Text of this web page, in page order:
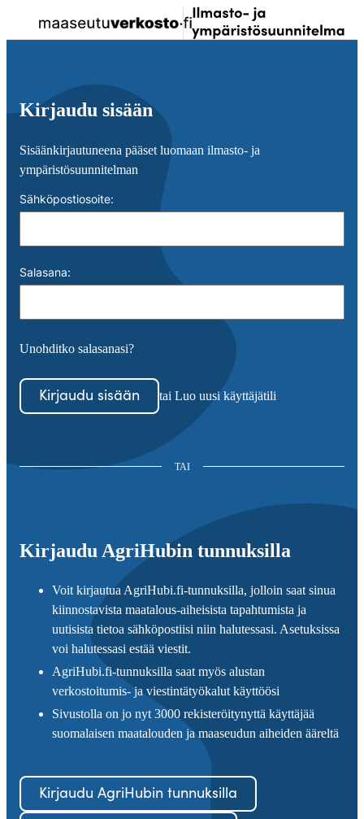
suoraan
ValikkoIlmastosuunnitelma
Kirjaudu sisään
Sisäänkirjautuneena pääset luomaan ilmasto- ja
ympäristösuunnitelman
Sähköpostiosoite:
Salasana:
Unohditko salasanasi?
Kirjaudu sisään tai Luo uusi käyttäjätili
TAI
Kirjaudu AgriHubin tunnuksilla
Voit kirjautua AgriHubi.fi-tunnuksilla, jolloin saat sinua
kiinnostavista maatalous-aiheisista tapahtumista ja
uutisista tietoa sähköpostiisi niin halutessasi. Asetuksissa
voi halutessasi estää viestit.
AgriHubi.fi-tunnuksilla saat myös alustan
verkostoitumis- ja viestintätyökalut käyttöösi
Sivustolla on jo nyt 3000 rekisteröitynyttä käyttäjää
suomalaisen maatalouden ja maaseudun aiheiden ääreltä
Kirjaudu AgriHubin tunnuksilla